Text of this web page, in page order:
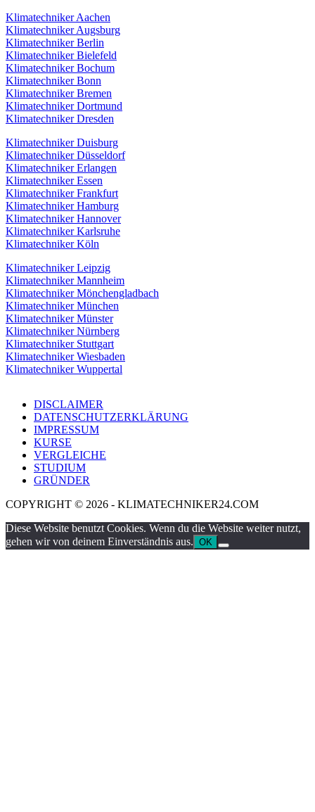
Klimatechniker Aachen
Klimatechniker Augsburg
Klimatechniker Berlin
Klimatechniker Bielefeld
Klimatechniker Bochum
Klimatechniker Bonn
Klimatechniker Bremen
Klimatechniker Dortmund
Klimatechniker Dresden
Klimatechniker Duisburg
Klimatechniker Düsseldorf
Klimatechniker Erlangen
Klimatechniker Essen
Klimatechniker Frankfurt
Klimatechniker Hamburg
Klimatechniker Hannover
Klimatechniker Karlsruhe
Klimatechniker Köln
Klimatechniker Leipzig
Klimatechniker Mannheim
Klimatechniker Mönchengladbach
Klimatechniker München
Klimatechniker Münster
Klimatechniker Nürnberg
Klimatechniker Stuttgart
Klimatechniker Wiesbaden
Klimatechniker Wuppertal
DISCLAIMER
DATENSCHUTZERKLÄRUNG
IMPRESSUM
KURSE
VERGLEICHE
STUDIUM
GRÜNDER
COPYRIGHT © 2026 - KLIMATECHNIKER24.COM
Diese Website benutzt Cookies. Wenn du die Website weiter nutzt,
gehen wir von deinem Einverständnis aus. OK